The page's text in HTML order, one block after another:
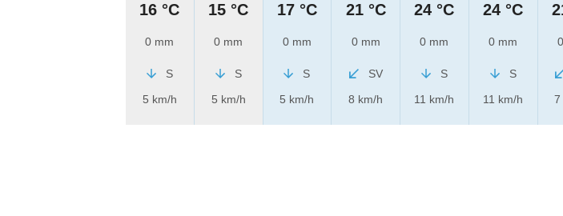
16 °C
0 mm
S
5 km/h
15 °C
0 mm
S
5 km/h
17 °C
0 mm
S
5 km/h
21 °C
0 mm
SV
8 km/h
24 °C
0 mm
S
11 km/h
24 °C
0 mm
S
11 km/h
7